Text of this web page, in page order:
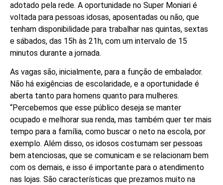
adotado pela rede. A oportunidade no Super Moniari é
voltada para pessoas idosas, aposentadas ou não, que
tenham disponibilidade para trabalhar nas quintas, sextas
e sábados, das 15h às 21h, com um intervalo de 15
minutos durante a jornada.
As vagas são, inicialmente, para a função de embalador.
Não há exigências de escolaridade, e a oportunidade é
aberta tanto para homens quanto para mulheres.
“Percebemos que esse público deseja se manter
ocupado e melhorar sua renda, mas também quer ter mais
tempo para a família, como buscar o neto na escola, por
exemplo. Além disso, os idosos costumam ser pessoas
bem atenciosas, que se comunicam e se relacionam bem
com os demais, e isso é importante para o atendimento
nas lojas. São características que prezamos muito na